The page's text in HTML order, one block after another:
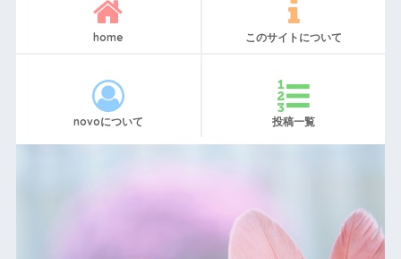
home このサイトについて
novoについて 投稿一覧